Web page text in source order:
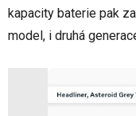
kapacity baterie pak
model, i druhá